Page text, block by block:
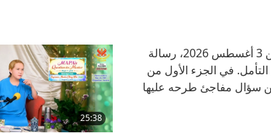
25:38
سجلت معلمتنا الأكثر نقاءً المعلمة السامية تشينغ هاي (خضرية)، يوم الاثنين 3 أغسطس 2026، رسالة
التأمل. في الجزء الأول من
سؤال مفاجئ طرحه عليها
عدم ظهور مؤشرات كثيرة